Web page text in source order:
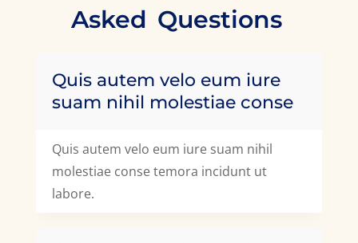
Asked Questions
Quis autem velo eum iure
suam nihil molestiae conse
Quis autem velo eum iure suam nihil
molestiae conse temora incidunt ut
labore.